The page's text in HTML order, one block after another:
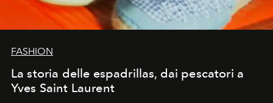
FASHION
La storia delle espadrillas, dai pescatori a
Yves Saint Laurent